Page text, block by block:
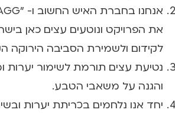
את הפרויקט ונוטעים עצים כאן
לקידום ולשמירת הסביבה הירוקה
נטיעת עצים תורמת לשימור יערות
והגנה על משאבי הטבע.
יחד אנו נלחמים בכריתת יערות